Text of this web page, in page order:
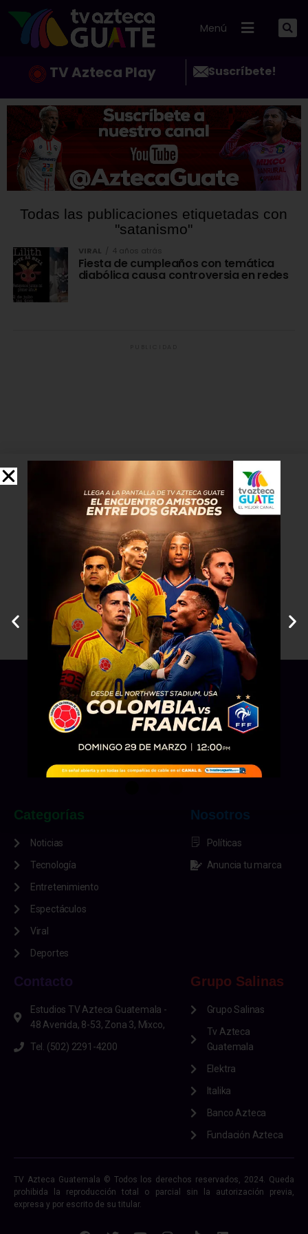
Menú
TV Azteca Play Suscríbete!
Todas las publicaciones etiquetadas con
"satanismo"
VIRAL 4 años atrás
Fiesta de cumpleaños con temática
diabólica causa controversia en redes
Categorías
Noticias
Tecnología
Entretenimiento
Espectáculos
Viral
Deportes
Nosotros
Políticas
Anuncia tu marca
Contacto
Estudios TV Azteca Guatemala -
48 Avenida, 8-53, Zona 3, Mixco,
Tel. (502) 2291-4200
Grupo Salinas
Grupo Salinas
Tv Azteca
Guatemala
Elektra
Italika
Banco Azteca
Fundación Azteca
TV Azteca Guatemala © Todos los derechos reservados, 2024. Queda
prohibida la reproducción total o parcial sin la autorización previa,
expresa y por escrito de su titular.